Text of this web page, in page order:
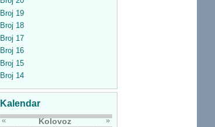
Broj 19
Broj 18
Broj 17
Broj 16
Broj 15
Broj 14
Kalendar
« Kolovoz
»